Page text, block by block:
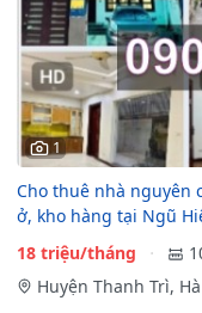
1
Cho thuê nhà nguyên
ở, kho hàng tại Ngũ
18 triệu/tháng
Huyện Thanh Trì,